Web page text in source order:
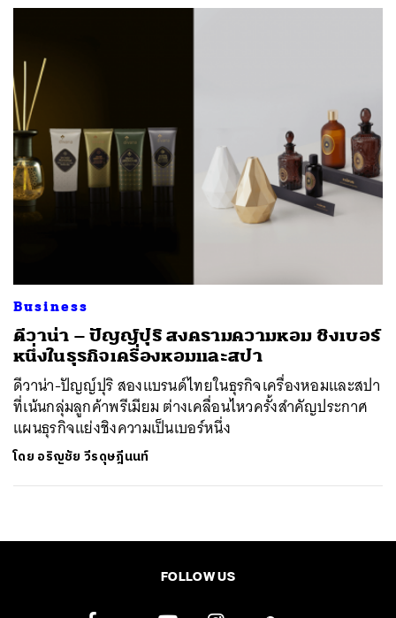
Business
ดีวาน่า – ปัญญ์ปุริ สงครามความหอม ชิงเบอร์
หนึ่งในธุรกิจเครื่องหอมและสปา
ดีวาน่า-ปัญญ์ปุริ สองแบรนด์ไทยในธุรกิจเครื่องหอมและสปา
ที่เน้นกลุ่มลูกค้าพรีเมียม ต่างเคลื่อนไหวครั้งสำคัญประกาศ
แผนธุรกิจแย่งชิงความเป็นเบอร์หนึ่ง
โดย อริญชัย วีรดุษฎีนนท์
FOLLOW US